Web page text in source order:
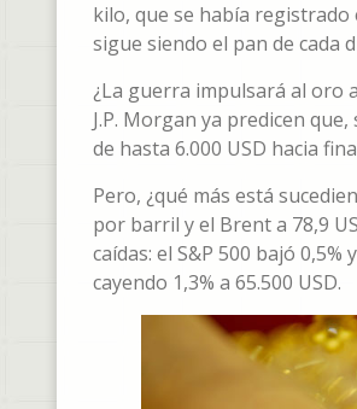
kilo, que se había
sigue siendo el pan de cada
¿La guerra impulsará al oro
J.P. Morgan ya predicen
de hasta 6.000 USD hacia
Pero, ¿qué más está
por barril y el Brent a 78,9
caídas: el S&P 500 bajó
cayendo 1,3% a 65.500 USD.